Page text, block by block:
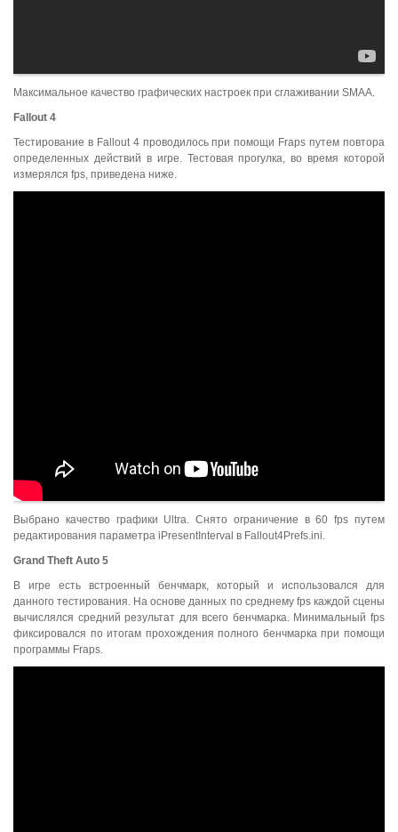
Максимальное качество графических настроек при сглаживании SMAA.
Fallout 4
Тестирование в Fallout 4 проводилось при помощи Fraps путем повтора
определенных действий в игре. Тестовая прогулка, во время которой
измерялся fps, приведена ниже.
Выбрано качество графики Ultra. Снято ограничение в 60 fps путем
редактирования параметра iPresentInterval в Fallout4Prefs.ini.
Grand Theft Auto 5
В игре есть встроенный бенчмарк, который и использовался для
данного тестирования. На основе данных по среднему fps каждой сцены
вычислялся средний результат для всего бенчмарка. Минимальный fps
фиксировался по итогам прохождения полного бенчмарка при помощи
программы Fraps.